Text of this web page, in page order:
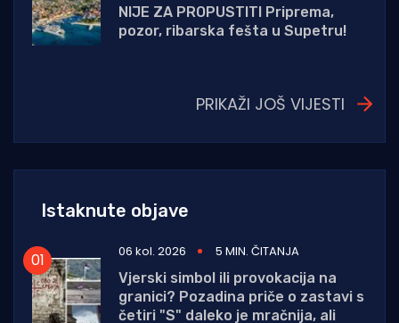
NIJE ZA PROPUSTITI Priprema,
pozor, ribarska fešta u Supetru!
PRIKAŽI JOŠ VIJESTI
Istaknute objave
06 kol. 2026
5 MIN. ČITANJA
Vjerski simbol ili provokacija na
granici? Pozadina priče o zastavi s
četiri "S" daleko je mračnija, ali